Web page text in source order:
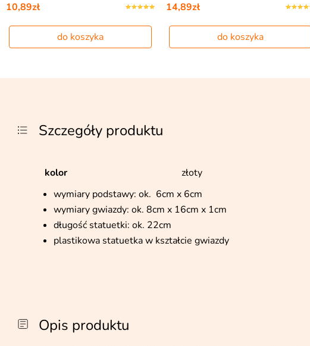
10,89zł
do koszyka
14,89zł
do koszyka
Szczegóły produktu
kolor
złoty
wymiary podstawy: ok. 6cm x 6cm
wymiary gwiazdy: ok. 8cm x 16cm x 1cm
długość statuetki: ok. 22cm
plastikowa statuetka w kształcie gwiazdy
Opis produktu